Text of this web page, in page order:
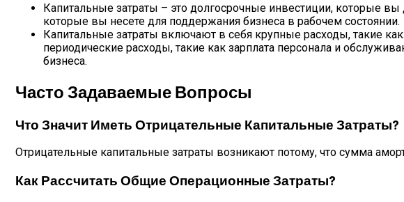
Капитальные затраты – это долгосрочные инвестиции, которые
которые вы несете для поддержания бизнеса в рабочем состоянии.
Капитальные затраты включают в себя крупные расходы, такие
периодические расходы, такие как зарплата персонала и
бизнеса.
Часто Задаваемые Вопросы
Что Значит Иметь Отрицательные Капитальные Затраты?
Отрицательные капитальные затраты возникают потому, что сумма
Как Рассчитать Общие Операционные Затраты?